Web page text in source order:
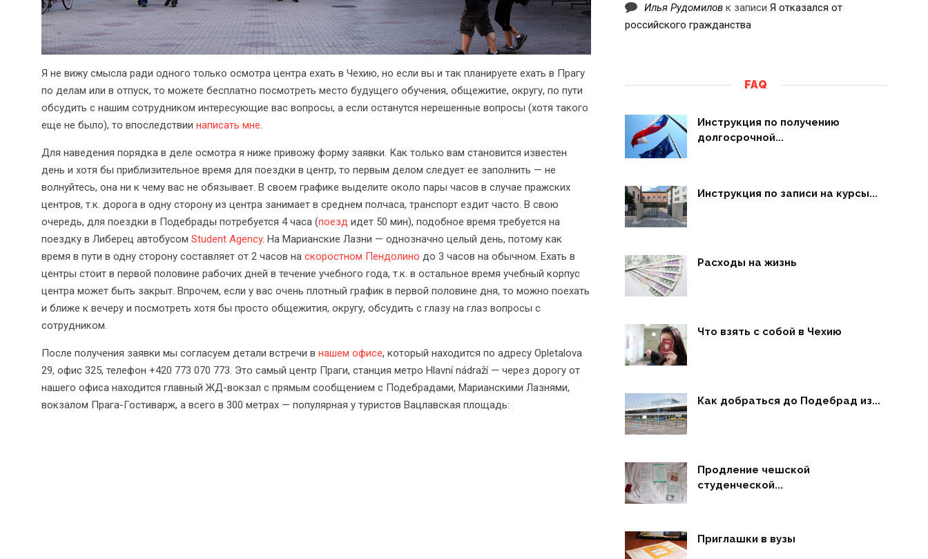
Я не вижу смысла ради одного только осмотра центра ехать в Чехию, но если вы и так планируете ехать в Прагу
по делам или в отпуск, то можете бесплатно посмотреть место будущего обучения, общежитие, округу, по пути
обсудить с нашим сотрудником интересующие вас вопросы, а если останутся нерешенные вопросы (хотя такого
еще не было), то впоследствии написать мне.
Для наведения порядка в деле осмотра я ниже привожу форму заявки. Как только вам становится известен
день и хотя бы приблизительное время для поездки в центр, то первым делом следует ее заполнить — не
волнуйтесь, она ни к чему вас не обязывает. В своем графике выделите около пары часов в случае пражских
центров, т.к. дорога в одну сторону из центра занимает в среднем полчаса, транспорт ездит часто. В свою
очередь, для поездки в Подебрады потребуется 4 часа (поезд идет 50 мин), подобное время требуется на
поездку в Либерец автобусом Student Agency. На Марианские Лазни — однозначно целый день, потому как
время в пути в одну сторону составляет от 2 часов на скоростном Пендолино до 3 часов на обычном. Ехать в
центры стоит в первой половине рабочих дней в течение учебного года, т.к. в остальное время учебный корпус
центра может быть закрыт. Впрочем, если у вас очень плотный график в первой половине дня, то можно поехать
и ближе к вечеру и посмотреть хотя бы просто общежития, округу, обсудить с глазу на глаз вопросы с
сотрудником.
После получения заявки мы согласуем детали встречи в нашем офисе, который находится по адресу Opletalova
29, офис 325, телефон +420 773 070 773. Это самый центр Праги, станция метро Hlavní nádraží — через дорогу от
нашего офиса находится главный ЖД-вокзал с прямым сообщением с Подебрадами, Марианскими Лазнями,
вокзалом Прага-Гостиварж, а всего в 300 метрах — популярная у туристов Вацлавская площадь:
Илья Рудомиловк записи Я отказался от
российского гражданства
FAQ
Инструкция по получению
долгосрочной...
Инструкция по записи на курсы...
Расходы на жизнь
Что взять с собой в Чехию
Как добраться до Подебрад из...
Продление чешской
студенческой...
Приглашки в вузы